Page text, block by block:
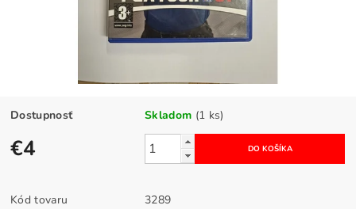
Dostupnosť Skladom (1 ks)
€4
Kód tovaru
3289